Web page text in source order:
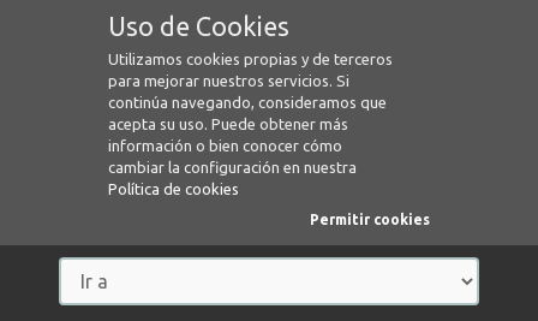
Uso de Cookies
Utilizamos cookies propias y de terceros
para mejorar nuestros servicios. Si
continúa navegando, consideramos que
acepta su uso. Puede obtener más
información o bien conocer cómo
cambiar la configuración en nuestra
Política de cookies
Permitir cookies